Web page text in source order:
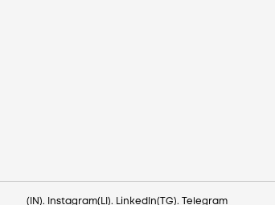
(IN). Instagram(LI). LinkedIn(TG). Telegram